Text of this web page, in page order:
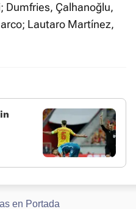
Dumfries, Çalhanoğlu,
Lautaro Martínez,
en Portada